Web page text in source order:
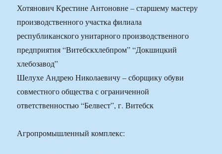
Хотянович Крестине Антоновне – старшему мастеру
производственного участка филиала
республиканского унитарного производственного
предприятия “Витебскхлебпром” “Докшицкий
хлебозавод”
Шелухе Андрею Николаевичу – сборщику обуви
совместного общества с ограниченной
ответственностью “Белвест”, г. Витебск
Агропромышленный комплекс: